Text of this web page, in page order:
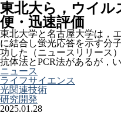
東北大ら，ウイル
便・迅速評価
東北大学と名古屋大学は，
に結合し蛍光応答を示す分
功した（ニュースリリース
抗体法とPCR法があるが，
ニュース
ライフサイエンス
光関連技術
研究開発
2025.01.28